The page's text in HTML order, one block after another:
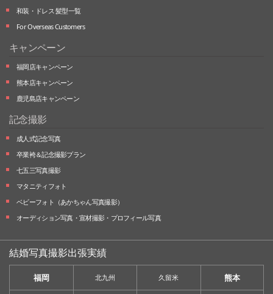
和装・ドレス 髪型一覧
For Overseas Customers
キャンペーン
福岡店キャンペーン
熊本店キャンペーン
鹿児島店キャンペーン
記念撮影
成人式記念写真
卒業袴＆記念撮影プラン
七五三写真撮影
マタニティフォト
ベビーフォト （あかちゃん写真撮影）
オーディション写真・ 宣材撮影・ プロフィール写真
結婚写真撮影出張実績
福岡 北九州 久留米 熊本